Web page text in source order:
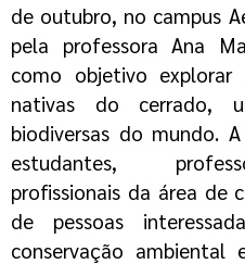
de outubro, no campus
pela professora Ana
como objetivo
nativas do cerrado,
biodiversas do mundo.
estudantes,
profissionais da área de
de pessoas
conservação